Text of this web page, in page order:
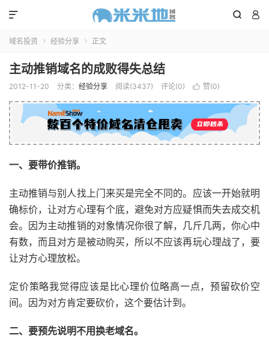
 

域名投资  经验分享  正文
主动推销域名的成败得失总结
2012-11-20 分类： 经验分享 阅读(3437) 评论(0)  赞(0)
一、要带价推销。
主动推销与别人找上门来买是完全不同的。应该一开始就明
确标价，让对方心理有个底，避免对方应疑惧而失去成交机
会。因为主动推销的对象情况你很了解，几斤几两，你心中
有数，而且对方是被动购买，所以不应该再玩心理战了，要
让对方心理放松。
定价策略我觉得应该是比心理价位略高一点，预留砍价空
间。因为对方肯定要砍价，这个要估计到。
二、要预先说明不用换老域名。